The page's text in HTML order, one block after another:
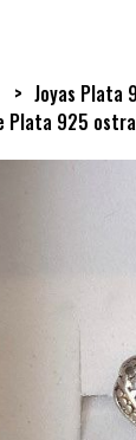
Joyas Plata
Plata 925